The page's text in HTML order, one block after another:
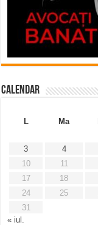
Calendar
L
Ma
3
4
10
11
17
18
24
25
31
« iul.